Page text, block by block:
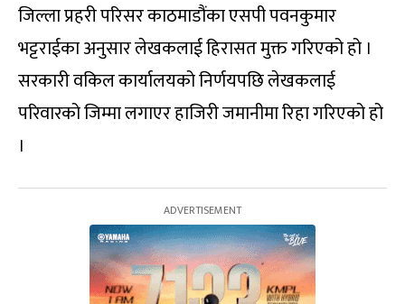
जिल्ला प्रहरी परिसर काठमाडौंका एसपी पवनकुमार
भट्टराईका अनुसार लेखकलाई हिरासत मुक्त गरिएको हो ।
सरकारी वकिल कार्यालयको निर्णयपछि लेखकलाई
परिवारको जिम्मा लगाएर हाजिरी जमानीमा रिहा गरिएको हो
।